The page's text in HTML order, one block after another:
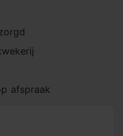
afspraak